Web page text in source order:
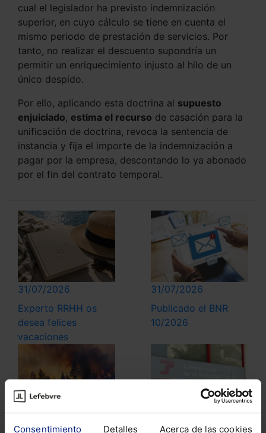
Consentimiento Detalles Acerca de las cookies
cual el legislador ha previsto indemnización
superior, en cuyo cálculo se tiene en cuenta el
mismo periodo de prestación de servicios. Por
tanto, no realizar el descuento supondría un
permitir un enriquecimiento injusto al hilo de un
único despido.
Por ello, aplicando esta doctrina al supuesto
enjuiciado, estima el recurso de casación para la
unificación de doctrina, revoca la sentencia de
instancia y fija el importe de la indemnización a
pagar por la empresa, descontando lo ya abonado
por el fin del contrato temporal.
31/07/2026
Experto RRHH os
desea felices
vacaciones
31/07/2026
Publicado el BNR
10/2026
30/07/2026 30/07/2026